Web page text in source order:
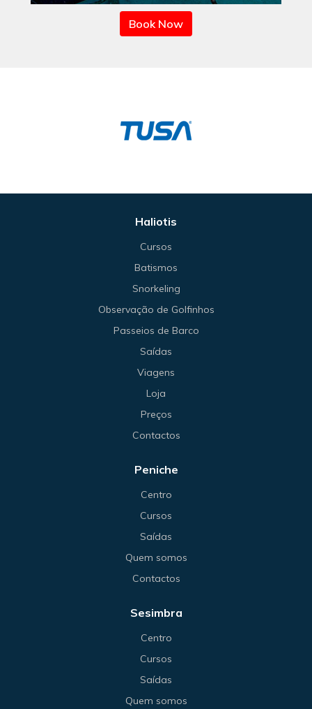
Book Now
Haliotis
Cursos
Batismos
Snorkeling
Observação de Golfinhos
Passeios de Barco
Saídas
Viagens
Loja
Preços
Contactos
Peniche
Centro
Cursos
Saídas
Quem somos
Contactos
Sesimbra
Centro
Cursos
Saídas
Quem somos